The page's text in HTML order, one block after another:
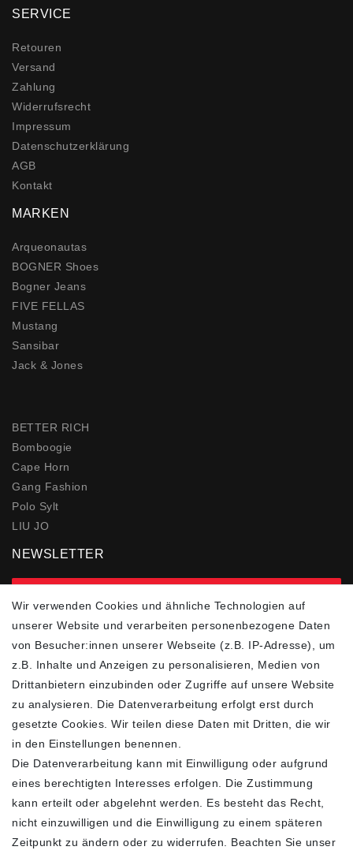
SERVICE
Retouren
Versand
Zahlung
Widerrufs­recht
Impressum
Daten­schutz­erklärung
AGB
Kontakt
MARKEN
Arqueonautas
BOGNER Shoes
Bogner Jeans
FIVE FELLAS
Mustang
Sansibar
Jack & Jones
BETTER RICH
Bomboogie
Cape Horn
Gang Fashion
Polo Sylt
LIU JO
NEWSLETTER
FOLGEN SIE UNS
ZAHLUNGSARTEN
SCHNELLER UND
KOSTENLOSER
FASHION HOUSE
Wir verwenden Cookies und ähnliche Technologien auf
unserer Website und verarbeiten personenbezogene Daten
von Besucher:innen unserer Webseite (z.B. IP-Adresse), um
z.B. Inhalte und Anzeigen zu personalisieren, Medien von
Drittanbietern einzubinden oder Zugriffe auf unsere Website
zu analysieren. Die Datenverarbeitung erfolgt erst durch
gesetzte Cookies. Wir teilen diese Daten mit Dritten, die wir
in den Einstellungen benennen.
Die Datenverarbeitung kann mit Einwilligung oder aufgrund
eines berechtigten Interesses erfolgen. Die Zustimmung
kann erteilt oder abgelehnt werden. Es besteht das Recht,
nicht einzuwilligen und die Einwilligung zu einem späteren
Zeitpunkt zu ändern oder zu widerrufen. Beachten Sie unser